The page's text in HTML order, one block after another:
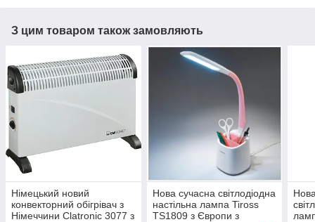
З цим товаром також замовляють
Німецький новий
конвекторний обігрівач з
Німеччини Clatronic 3077 з
Нова сучасна світлодіодна
настільна лампа Tiross
TS1809 з Європи з